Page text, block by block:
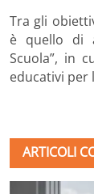
Tra gli
è quello di
Scuola”, in
educativi per
ARTICOLI